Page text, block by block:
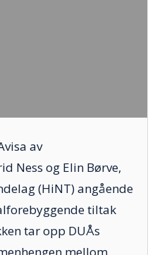
av
Ness og Elin Børve,
(HiNT) angående
tiltak
tar opp DUÅs
mellom